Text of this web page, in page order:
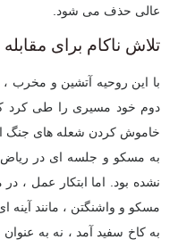
عالی حذف می شود.
تلاش ناکام برای
با این روحیه آتشین و مخرب ،
دوم خود مسیری را طی کرد
خاموش کردن شعله های جنگ
به مسکو و جلسه ای در
نشده بود. اما ابتکار عمل ،
مسکو و واشنگتن ، مانند
به کاخ سفید آمد ، نه به